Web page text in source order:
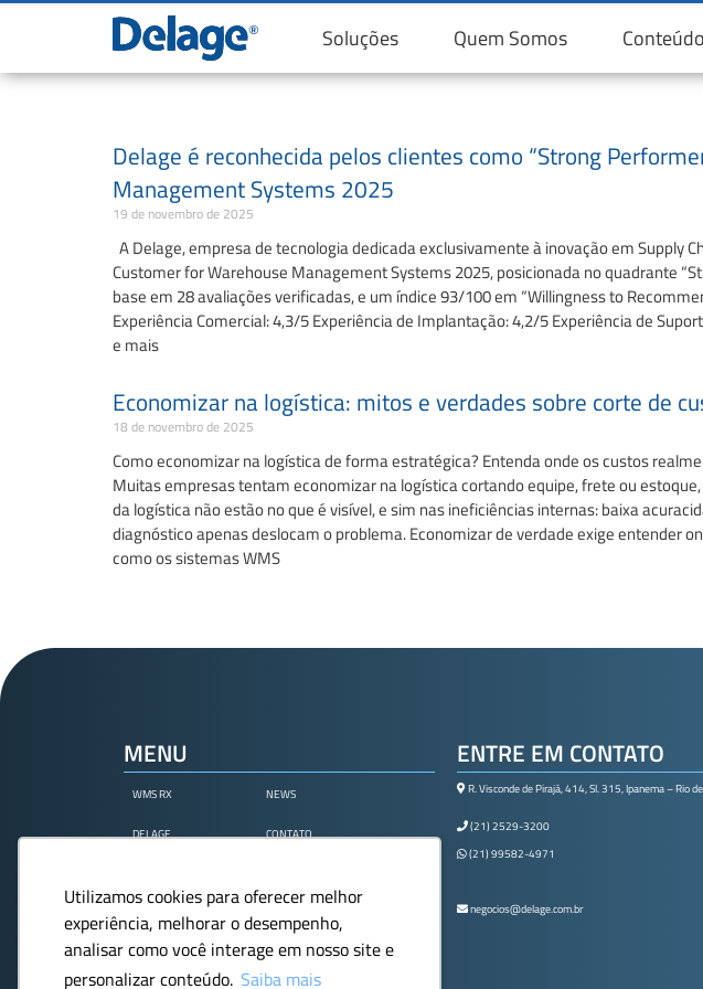
Utilizamos cookies para oferecer melhor
experiência, melhorar o desempenho,
analisar como você interage em nosso site e
personalizar conteúdo. Saiba mais
Soluções Quem Somos Conteúdo
Delage é reconhecida pelos clientes como “Strong
Management Systems 2025
19 de novembro de 2025
A Delage, empresa de tecnologia dedicada exclusivamente à inovação em Supply
Customer for Warehouse Management Systems 2025, posicionada no quadrante
base em 28 avaliações verificadas, e um índice 93/100 em “Willingness to
Experiência Comercial: 4,3/5 Experiência de Implantação: 4,2/5 Experiência de
e mais
Economizar na logística: mitos e verdades sobre corte de
18 de novembro de 2025
Como economizar na logística de forma estratégica? Entenda onde os custos
Muitas empresas tentam economizar na logística cortando equipe, frete ou
da logística não estão no que é visível, e sim nas ineficiências internas: baixa
diagnóstico apenas deslocam o problema. Economizar de verdade exige entender
como os sistemas WMS
MENU
WMS RX
DELAGE
NEWS
CONTATO
ENTRE EM CONTATO
R. Visconde de Pirajá, 414, Sl. 315, Ipanema – Rio de
(21) 2529-3200
(21) 99582-4971
negocios@delage.com.br
© Delage - Todos os direitos reservados